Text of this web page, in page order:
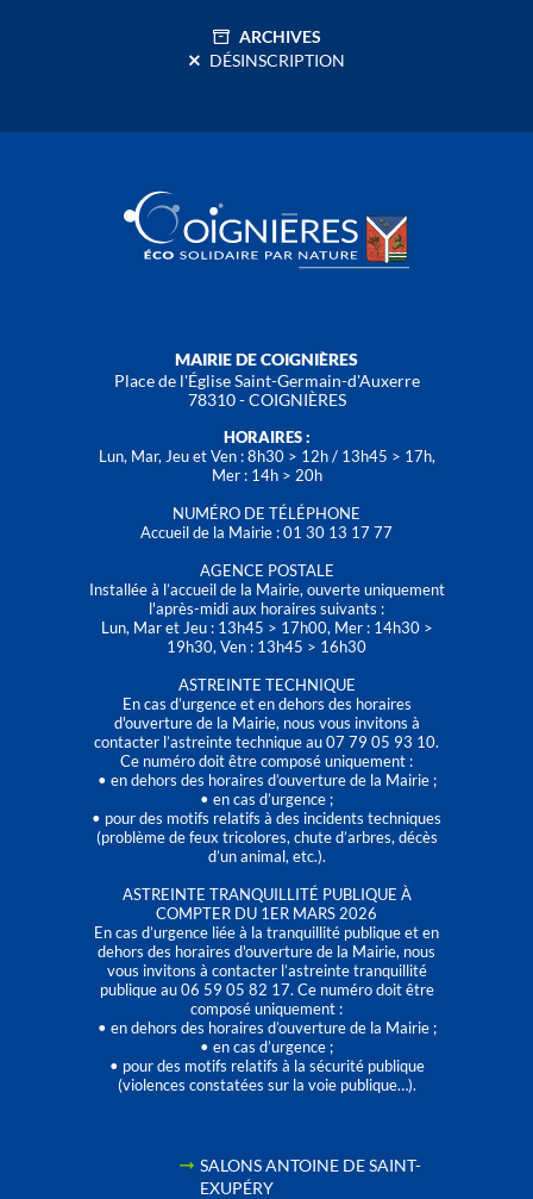
ARCHIVES
DÉSINSCRIPTION
MAIRIE DE COIGNIÈRES
Place de l'Église Saint-Germain-d'Auxerre
78310 - COIGNIÈRES
HORAIRES :
Lun, Mar, Jeu et Ven : 8h30 > 12h / 13h45 > 17h,
Mer : 14h > 20h
NUMÉRO DE TÉLÉPHONE
Accueil de la Mairie : 01 30 13 17 77
AGENCE POSTALE
Installée à l’accueil de la Mairie, ouverte uniquement
l'après-midi aux horaires suivants :
Lun, Mar et Jeu : 13h45 > 17h00, Mer : 14h30 >
19h30, Ven : 13h45 > 16h30
ASTREINTE TECHNIQUE
En cas d’urgence et en dehors des horaires
d'ouverture de la Mairie, nous vous invitons à
contacter l’astreinte technique au 07 79 05 93 10.
Ce numéro doit être composé uniquement :
• en dehors des horaires d’ouverture de la Mairie ;
• en cas d’urgence ;
• pour des motifs relatifs à des incidents techniques
(problème de feux tricolores, chute d’arbres, décès
d’un animal, etc.).
ASTREINTE TRANQUILLITÉ PUBLIQUE À
COMPTER DU 1ER MARS 2026
En cas d’urgence liée à la tranquillité publique et en
dehors des horaires d'ouverture de la Mairie, nous
vous invitons à contacter l’astreinte tranquillité
publique au 06 59 05 82 17. Ce numéro doit être
composé uniquement :
• en dehors des horaires d’ouverture de la Mairie ;
• en cas d’urgence ;
• pour des motifs relatifs à la sécurité publique
(violences constatées sur la voie publique…).
SALONS ANTOINE DE SAINT-
EXUPÉRY